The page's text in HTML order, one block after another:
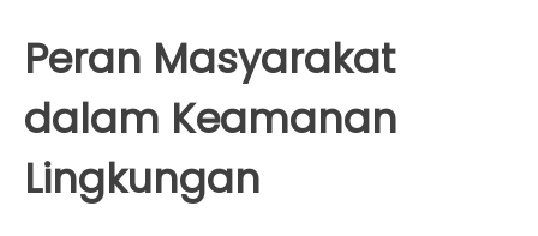
Peran Masyarakat
dalam Keamanan
Lingkungan